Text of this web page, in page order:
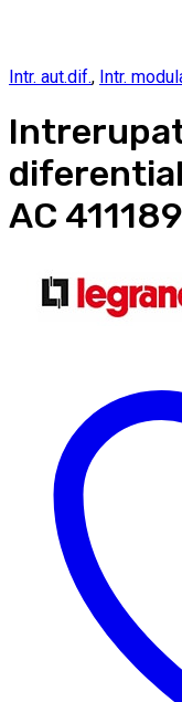
Intr. aut.dif., Intr.
AC 411189